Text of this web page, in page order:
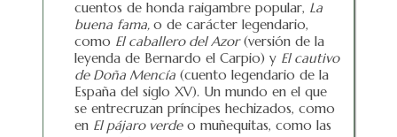
cuentos de honda raigambre popular, La
buena fama, o de carácter legendario,
como El caballero del Azor(versión de la
leyenda de Bernardo el Carpio) y El cautivo
de Doña Mencía (cuento legendario de la
España del siglo XV). Un mundo en el que
se entrecruzan príncipes hechizados, como
en El pájaro verdeo muñequitas, como las